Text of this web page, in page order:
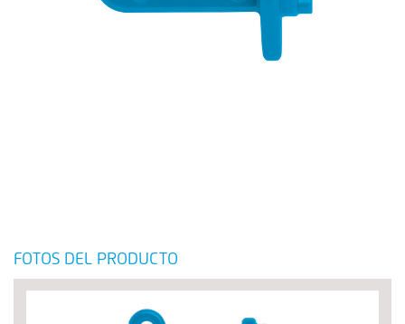
FOTOS DEL PRODUCTO